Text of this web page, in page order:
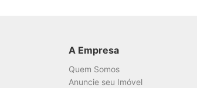
A Empresa
Quem Somos
Anuncie seu Imóvel